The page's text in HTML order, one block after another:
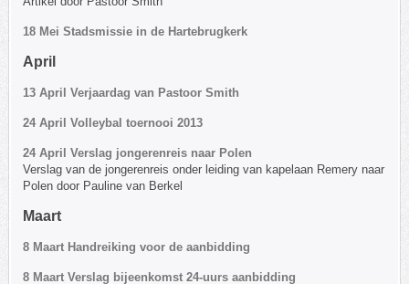
18 Mei Stadsmissie in de Hartebrugkerk
April
13 April Verjaardag van Pastoor Smith
24 April Volleybal toernooi 2013
24 April Verslag jongerenreis naar Polen
Verslag van de jongerenreis onder leiding van kapelaan Remery naar
Polen door Pauline van Berkel
Maart
8 Maart Handreiking voor de aanbidding
8 Maart Verslag bijeenkomst 24-uurs aanbidding